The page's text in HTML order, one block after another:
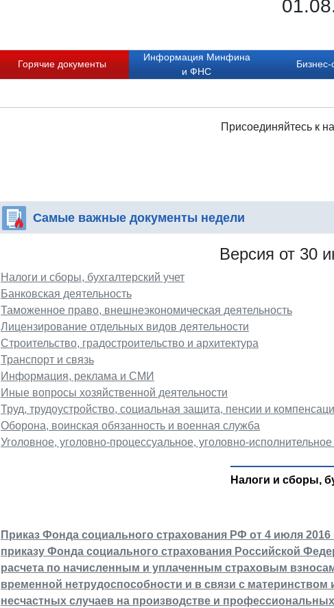
Горячие документы
Информация Минфина
и ФНС
Бизнес-
Присоединяйтесь к
Самые важные документы недели
Версия от 30
Налоги и сборы, бухгалтерский учет
Банковская деятельность
Таможенное право, внешнеэкономическая деятельность
Лицензирование отдельных видов деятельности
Строительство, градостроительство и архитектура
Транспорт и связь
Информация, реклама и СМИ
Иные вопросы хозяйственной деятельности
Труд, трудоустройство, социальная защита, пенсии и
Оборона, воинская обязанность и военная служба
Уголовное, уголовно-процессуальное, уголовно-
Налоги и сборы,
Приказ Фонда социального страхования РФ от 4 июля
приказу Фонда социального страхования Российской
расчета по начисленным и уплаченным страховым
временной нетрудоспособности и в связи с
несчастных случаев на производстве и